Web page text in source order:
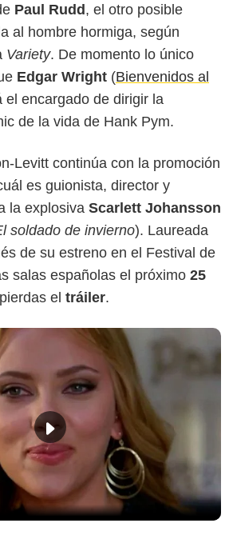
Paul Rudd, el otro posible
al hombre hormiga, según
Variety. De momento lo único
Edgar Wright (Bienvenidos al
el encargado de dirigir la
de la vida de Hank Pym.
Levitt continúa con la promoción
es guionista, director y
la explosiva Scarlett Johansson
soldado de invierno). Laureada
de su estreno en el Festival de
salas españolas el próximo 25
el tráiler.